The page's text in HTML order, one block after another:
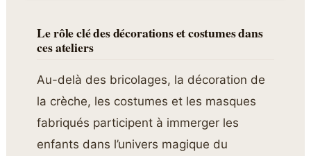
Le rôle clé des décorations et costumes dans
ces ateliers
Au-delà des bricolages, la décoration de
la crèche, les costumes et les masques
fabriqués participent à immerger les
enfants dans l’univers magique du